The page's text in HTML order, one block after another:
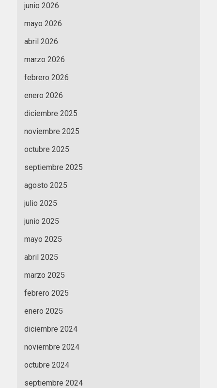
junio 2026
mayo 2026
abril 2026
marzo 2026
febrero 2026
enero 2026
diciembre 2025
noviembre 2025
octubre 2025
septiembre 2025
agosto 2025
julio 2025
junio 2025
mayo 2025
abril 2025
marzo 2025
febrero 2025
enero 2025
diciembre 2024
noviembre 2024
octubre 2024
septiembre 2024